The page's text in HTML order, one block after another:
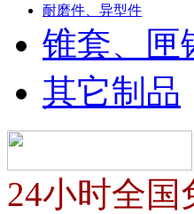
耐磨件、异型件
锥套、匣
其它制品
24小时全